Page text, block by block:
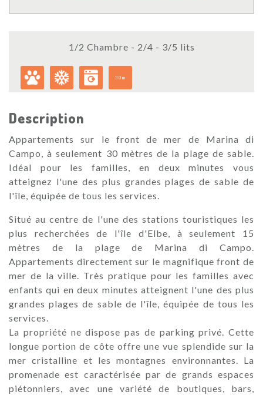
1/2 Chambre - 2/4 - 3/5 lits
30m
Description
Appartements sur le front de mer de Marina di
Campo, à seulement 30 mètres de la plage de sable.
Idéal pour les familles, en deux minutes vous
atteignez l'une des plus grandes plages de sable de
l'île, équipée de tous les services.
Situé au centre de l'une des stations touristiques les
plus recherchées de l'île d'Elbe, à seulement 15
mètres de la plage de Marina di Campo.
Appartements directement sur le magnifique front de
mer de la ville. Très pratique pour les familles avec
enfants qui en deux minutes atteignent l'une des plus
grandes plages de sable de l'île, équipée de tous les
services.
La propriété ne dispose pas de parking privé. Cette
longue portion de côte offre une vue splendide sur la
mer cristalline et les montagnes environnantes. La
promenade est caractérisée par de grands espaces
piétonniers, avec une variété de boutiques, bars,